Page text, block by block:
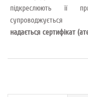
підкреслюють її
надається сертифікат